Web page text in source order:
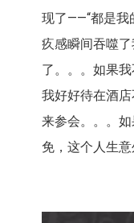
现了——“都是我
疚感瞬间吞噬
了。。。如果
我好好待在酒
来参会。。。
免，这个人生